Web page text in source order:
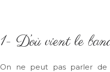
1- D’où vient le
On ne peut pas parler de